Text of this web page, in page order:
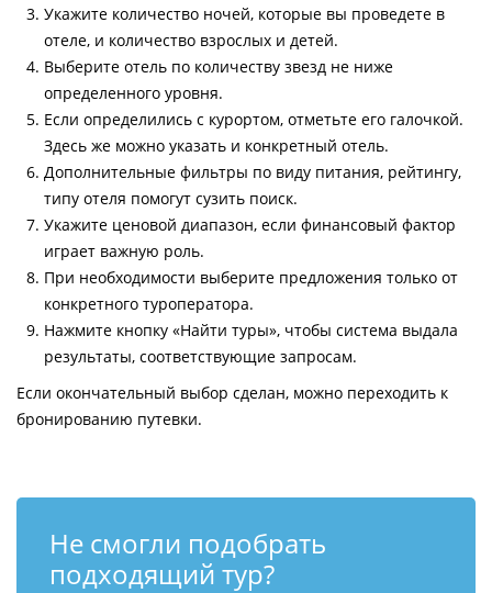
Укажите количество ночей, которые вы проведете в
отеле, и количество взрослых и детей.
Выберите отель по количеству звезд не ниже
определенного уровня.
Если определились с курортом, отметьте его галочкой.
Здесь же можно указать и конкретный отель.
Дополнительные фильтры по виду питания, рейтингу,
типу отеля помогут сузить поиск.
Укажите ценовой диапазон, если финансовый фактор
играет важную роль.
При необходимости выберите предложения только от
конкретного туроператора.
Нажмите кнопку «Найти туры», чтобы система выдала
результаты, соответствующие запросам.
Если окончательный выбор сделан, можно переходить к
бронированию путевки.
Не смогли подобрать
подходящий тур?